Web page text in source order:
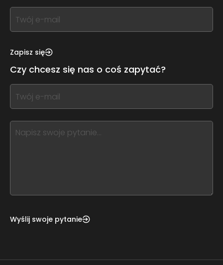
If
you
this,
this
form
field
blank
Zapisz się
Czy chcesz się nas o coś zapytać?
If
you
this,
leave
Wyślij swoje pytanie